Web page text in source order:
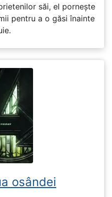
săi, el pornește
pentru a o găsi înainte
osândei